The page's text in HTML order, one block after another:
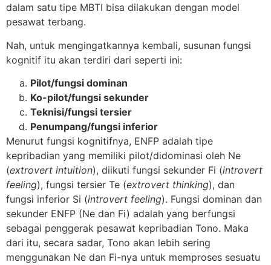
dalam satu tipe MBTI bisa dilakukan dengan model
pesawat terbang.
Nah, untuk mengingatkannya kembali, susunan fungsi
kognitif itu akan terdiri dari seperti ini:
Pilot/fungsi dominan
Ko-pilot/fungsi sekunder
Teknisi/fungsi tersier
Penumpang/fungsi inferior
Menurut fungsi kognitifnya, ENFP adalah tipe
kepribadian yang memiliki pilot/didominasi oleh Ne
(extrovert intuition), diikuti fungsi sekunder Fi (introvert
feeling), fungsi tersier Te (extrovert thinking), dan
fungsi inferior Si (introvert feeling). Fungsi dominan dan
sekunder ENFP (Ne dan Fi) adalah yang berfungsi
sebagai penggerak pesawat kepribadian Tono. Maka
dari itu, secara sadar, Tono akan lebih sering
menggunakan Ne dan Fi-nya untuk memproses sesuatu